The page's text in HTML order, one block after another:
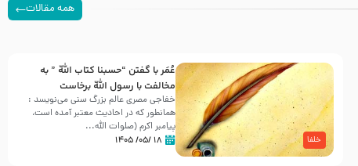
همه مقالات
خلفا
عُمَر با گفتن “حسبنا كتاب اللّه ” به
مخالفت با رسول اللّه برخاست
خفاجی مصری عالم بزرگ سنی می‌نویسد :
همانطور که در احادیث معتبر آمده است،
پیامبر اکرم (صلوات اللّه...
۱۸ /۰۵/ ۱۴۰۵